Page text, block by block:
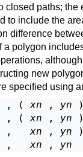
closed paths;
to include the
difference
a polygon
new
specified using
, ( xn , yn
, ( xn , yn )
,
xn , yn )
,
xn , yn